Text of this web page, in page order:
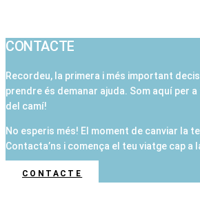
CONTACTE
Recordeu, la primera i més important
prendre és demanar ajuda. Som aquí per a
del camí!
No esperis més! El moment de canviar la
Contacta’ns i comença el teu viatge cap a
CONTACTE